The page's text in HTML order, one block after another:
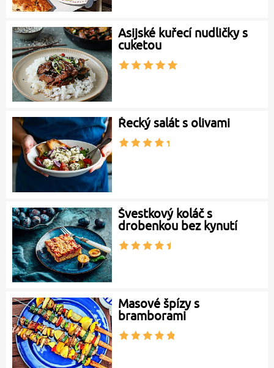
Asijské kuřecí nudličky s
cuketou
Řecký salát s olivami
Švestkový koláč s
drobenkou bez kynutí
Masové špízy s
bramborami